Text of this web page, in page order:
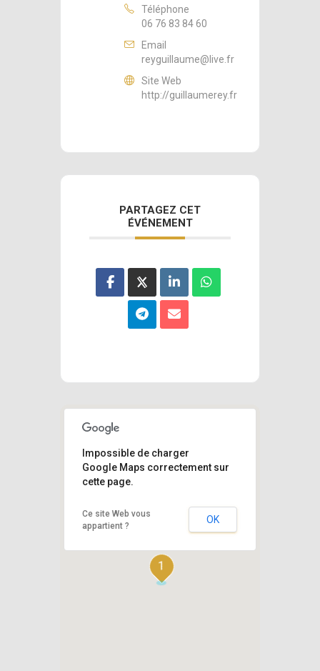
Téléphone
06 76 83 84 60
Email
reyguillaume@live.fr
Site Web
http://guillaumerey.fr
PARTAGEZ CET
ÉVÉNEMENT
1
Impossible de charger
Google Maps correctement sur
cette page.
Ce site Web vous
appartient ?
OK